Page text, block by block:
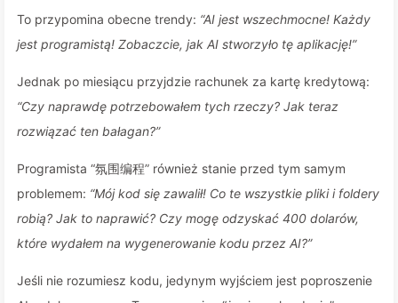
To przypomina obecne trendy: “AI jest wszechmocne! Każdy
jest programistą! Zobaczcie, jak AI stworzyło tę aplikację!”
Jednak po miesiącu przyjdzie rachunek za kartę kredytową:
“Czy naprawdę potrzebowałem tych rzeczy? Jak teraz
rozwiązać ten bałagan?”
Programista “氛围编程” również stanie przed tym samym
problemem: “Mój kod się zawalił! Co te wszystkie pliki i foldery
robią? Jak to naprawić? Czy mogę odzyskać 400 dolarów,
które wydałem na wygenerowanie kodu przez AI?”
Jeśli nie rozumiesz kodu, jedynym wyjściem jest poproszenie